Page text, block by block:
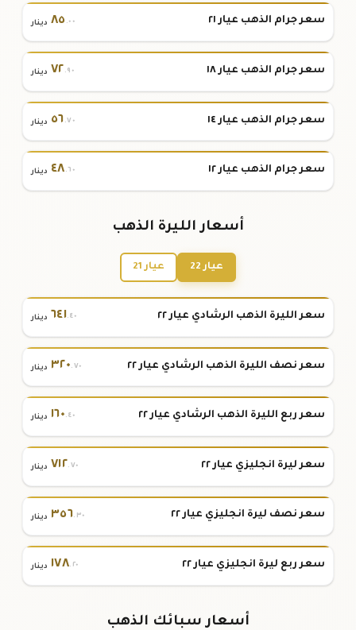
سعر جرام الذهب عيار ٢١ ٨٥ .٠٠ دينار
سعر جرام الذهب عيار ١٨ ٧٢.٩٠ دينار
سعر جرام الذهب عيار ١٤ ٥٦.٧٠ دينار
سعر جرام الذهب عيار ١٢ ٤٨.٦٠ دينار
أسعار الليرة الذهب
عيار 22 عيار 21
سعر الليرة الذهب الرشادي عيار ٢٢ ٦٤١.٤٠ دينار
سعر نصف الليرة الذهب الرشادي عيار ٢٢ ٣٢٠.٧٠ دينار
سعر ربع الليرة الذهب الرشادي عيار ٢٢ ١٦٠.٤٠ دينار
سعر ليرة انجليزي عيار ٢٢ ٧١٢.٧٠ دينار
سعر نصف ليرة انجليزي عيار ٢٢ ٣٥٦.٣٠ دينار
سعر ربع ليرة انجليزي عيار ٢٢ ١٧٨.٢٠ دينار
أسعار سبائك الذهب